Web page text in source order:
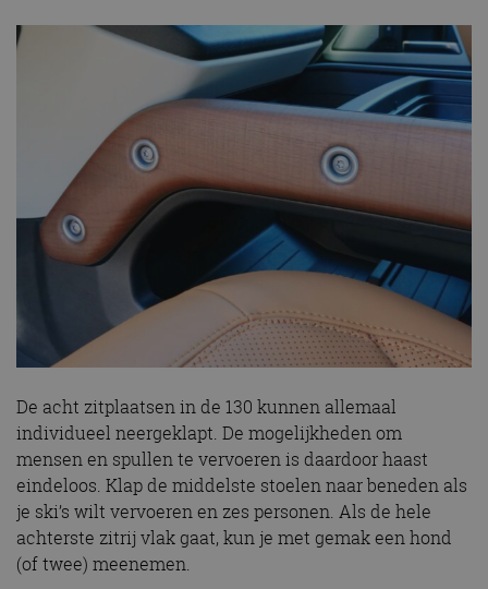
De acht zitplaatsen in de 130 kunnen allemaal
individueel neergeklapt. De mogelijkheden om
mensen en spullen te vervoeren is daardoor haast
eindeloos. Klap de middelste stoelen naar beneden als
je ski’s wilt vervoeren en zes personen. Als de hele
achterste zitrij vlak gaat, kun je met gemak een hond
(of twee) meenemen.